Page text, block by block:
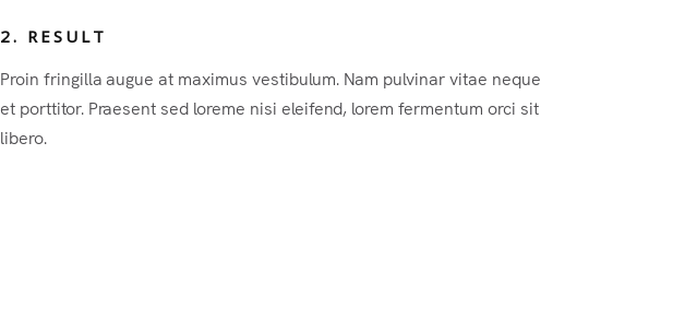
2. RESULT
Proin fringilla augue at maximus vestibulum. Nam pulvinar vitae neque
et porttitor. Praesent sed loreme nisi eleifend, lorem fermentum orci sit
libero.